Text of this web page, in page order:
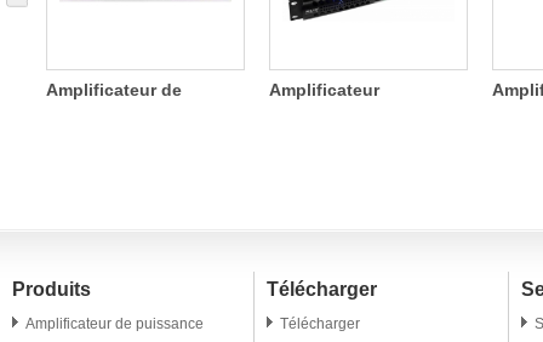
Amplificateur de
Amplificateur
Produits
Amplificateur de puissance
Télécharger
Télécharger